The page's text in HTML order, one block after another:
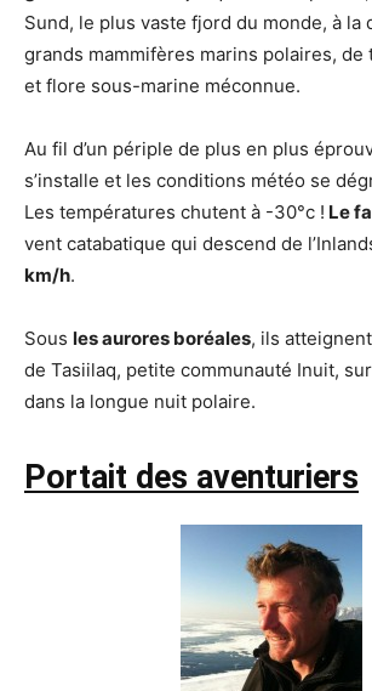
Sund, le plus vaste fjord du monde, à la
grands mammifères marins polaires, de
et flore sous-marine méconnue.
Au fil d’un périple de plus en plus
s’installe et les conditions météo se
Les températures chutent à -30°c ! Le
vent catabatique qui descend de
km/h.
Sous les aurores boréales, ils
de Tasiilaq, petite communauté Inuit,
dans la longue nuit polaire.
Portait des aventuriers